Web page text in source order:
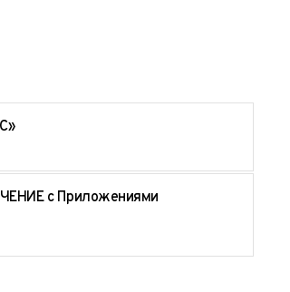
с Приложениями